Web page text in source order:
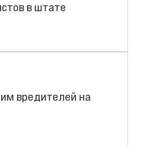
в штате
вредителей на